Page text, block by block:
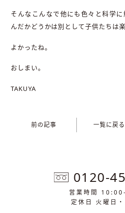
そんなこんなで他にも色々と科学
んだかどうかは別として子供たちは
よかったね。
おしまい。
TAKUYA
前の記事 一覧に戻る
0120-
営業時間
定休日 火曜日・